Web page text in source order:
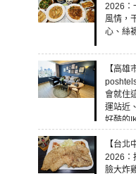
2026：
風情，
心、絲
【高
會就住
運站近
好酷的
光！
【台
2026：
臉大炸